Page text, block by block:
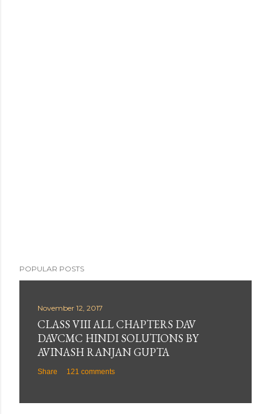
POPULAR POSTS
November 12, 2017
CLASS VIII ALL CHAPTERS DAV
DAVCMC HINDI SOLUTIONS BY
AVINASH RANJAN GUPTA
Share 121 comments